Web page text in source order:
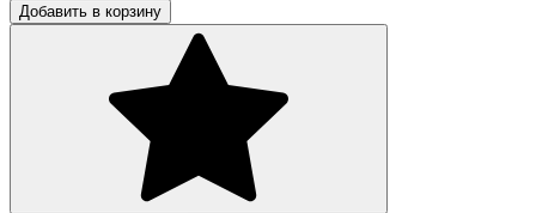
Добавить в корзину